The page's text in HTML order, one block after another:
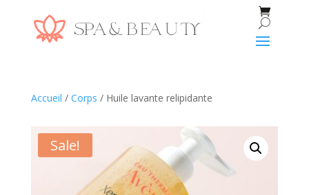
Accueil / Corps / Huile lavante relipidante
Sale!